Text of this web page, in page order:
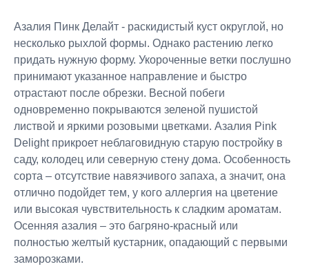
Азалия Пинк Делайт - раскидистый куст округлой, но
несколько рыхлой формы. Однако растению легко
придать нужную форму. Укороченные ветки послушно
принимают указанное направление и быстро
отрастают после обрезки. Весной побеги
одновременно покрываются зеленой пушистой
листвой и яркими розовыми цветками. Азалия Pink
Delight прикроет неблаговидную старую постройку в
саду, колодец или северную стену дома. Особенность
сорта – отсутствие навязчивого запаха, а значит, она
отлично подойдет тем, у кого аллергия на цветение
или высокая чувствительность к сладким ароматам.
Осенняя азалия – это багряно-красный или
полностью желтый кустарник, опадающий с первыми
заморозками.